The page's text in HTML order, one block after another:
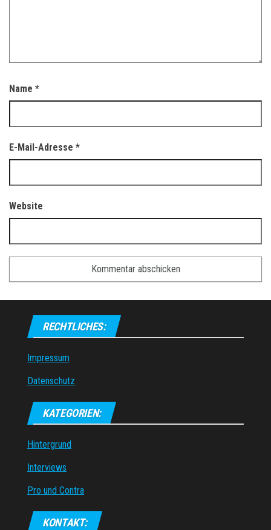
Name *
E-Mail-Adresse *
Website
RECHTLICHES:
Impressum
Datenschutz
KATEGORIEN:
Hintergrund
Interviews
Pro und Contra
KONTAKT: